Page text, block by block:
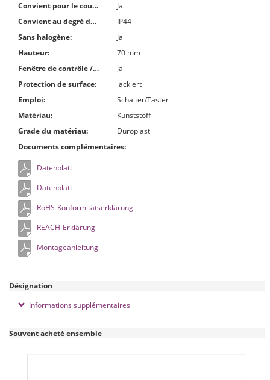
Convient pour le couplage de bouton-poussoir au système bus:
Ja
Convient au degré de protection (IP):
IP44
Sans halogène:
Ja
Hauteur:
70 mm
Fenêtre de contrôle / sortie lumineuse:
Ja
Protection de surface:
lackiert
Emploi:
Schalter/Taster
Matériau:
Kunststoff
Grade du matériau:
Duroplast
Documents complémentaires:
Datenblatt
Datenblatt
RoHS-Konformitätserklärung
REACH-Erklärung
Montageanleitung
Désignation
Informations supplémentaires
Souvent acheté ensemble